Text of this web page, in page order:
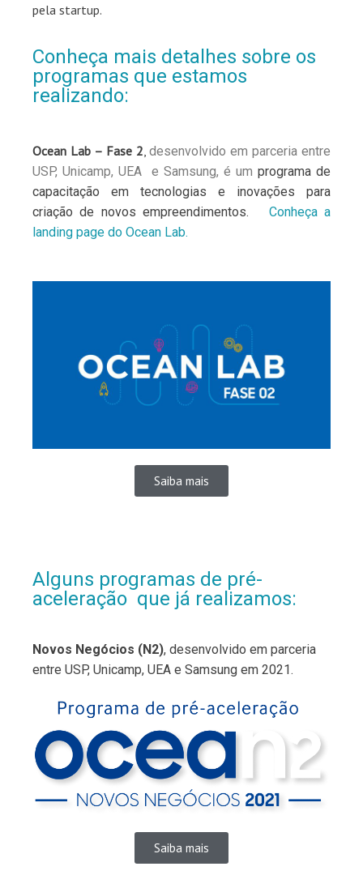
pela startup.
Conheça mais detalhes sobre os
programas que estamos
realizando:
Ocean Lab – Fase 2 ,desenvolvido em parceria entre
USP, Unicamp, UEA e Samsung, é um programa de
capacitação em tecnologias e inovações para
criação de novos empreendimentos.
Conheça a
landing page do Ocean Lab.
Saiba mais
Alguns programas de pré-
aceleração que já realizamos:
Novos Negócios (N2), desenvolvido em parceria
entre USP, Unicamp, UEA e Samsung em 2021.
Saiba mais